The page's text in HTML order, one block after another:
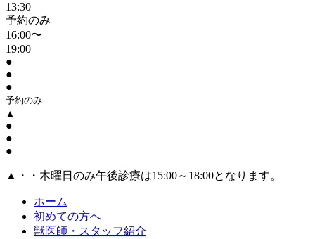
13:30
予約のみ
16:00〜
19:00
●
●
●
予約のみ
▲
●
●
●
▲・・木曜日のみ午後診療は15:00～18:00となります。
ホーム
初めての方へ
獣医師・スタッフ紹介